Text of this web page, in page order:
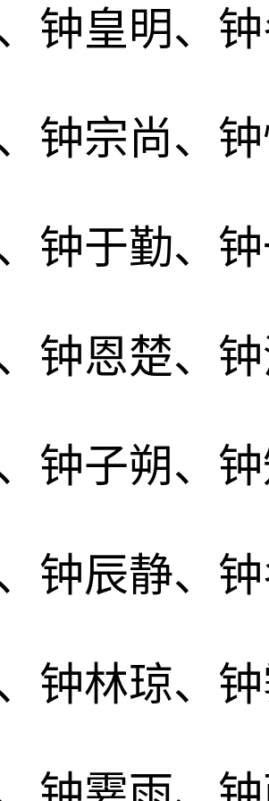
钟皇明、
钟宗尚、
钟于勤、
钟恩楚、
钟子朔、
钟辰静、
钟林琼、